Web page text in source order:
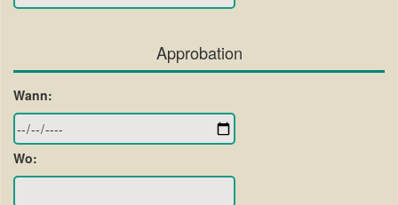
Approbation
Wann:
Wo: